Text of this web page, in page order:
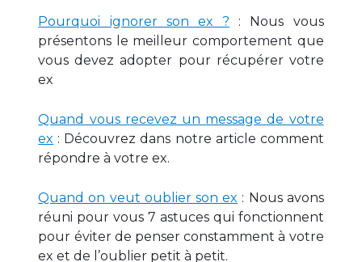
Pourquoi ignorer son ex ? : Nous vous
présentons le meilleur comportement que
vous devez adopter pour récupérer votre
ex
Quand vous recevez un message de votre
ex : Découvrez dans notre article comment
répondre à votre ex.
Quand on veut oublier son ex : Nous avons
réuni pour vous 7 astuces qui fonctionnent
pour éviter de penser constamment à votre
ex et de l’oublier petit à petit.